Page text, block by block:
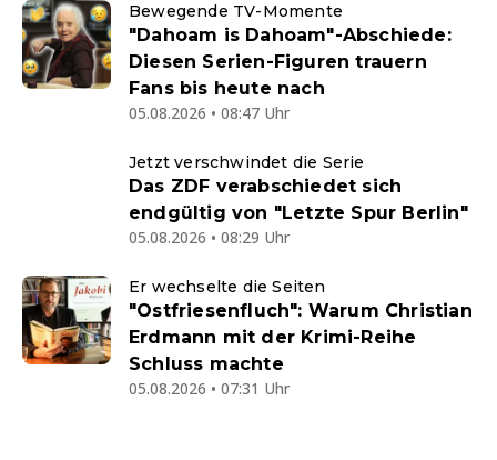
Bewegende TV-Momente
"Dahoam is Dahoam"-Abschiede:
Diesen Serien-Figuren trauern
Fans bis heute nach
05.08.2026 • 08:47 Uhr
Jetzt verschwindet die Serie
Das ZDF verabschiedet sich
endgültig von "Letzte Spur Berlin"
05.08.2026 • 08:29 Uhr
Er wechselte die Seiten
"Ostfriesenfluch": Warum Christian
Erdmann mit der Krimi-Reihe
Schluss machte
05.08.2026 • 07:31 Uhr